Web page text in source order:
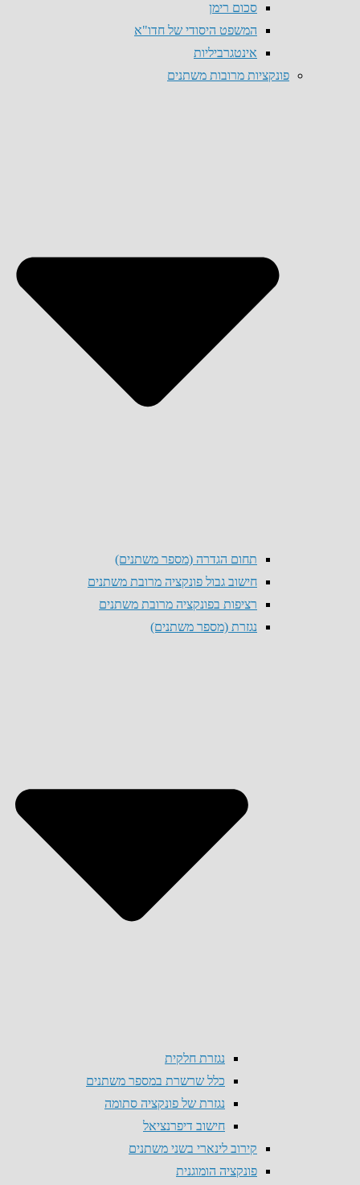
סכום רימן
המשפט היסודי של חדו"א
אינטגרביליות
פונקציות מרובות משתנים
תחום הגדרה (מספר משתנים)
חישוב גבול פונקציה מרובת משתנים
רציפות בפונקציה מרובת משתנים
נגזרת (מספר משתנים)
נגזרת חלקית
כלל שרשרת במספר משתנים
נגזרת של פונקציה סתומה
חישוב דיפרנציאל
קירוב לינארי בשני משתנים
פונקציה הומוגנית